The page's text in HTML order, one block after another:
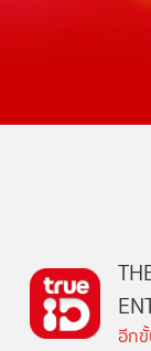
อีก